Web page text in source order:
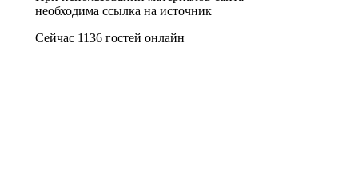
необходима ссылка на источник
Сейчас 1136 гостей онлайн